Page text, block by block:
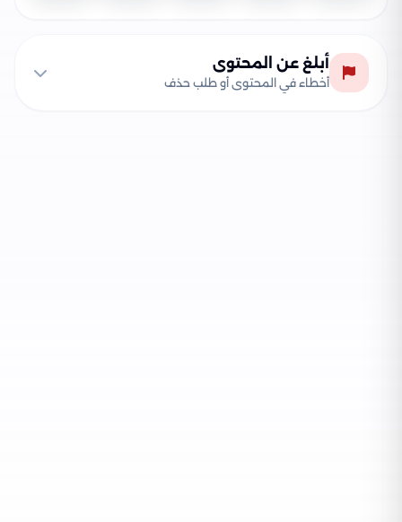
أبلغ عن المحتوى
أخطاء في المحتوى أو طلب حذف